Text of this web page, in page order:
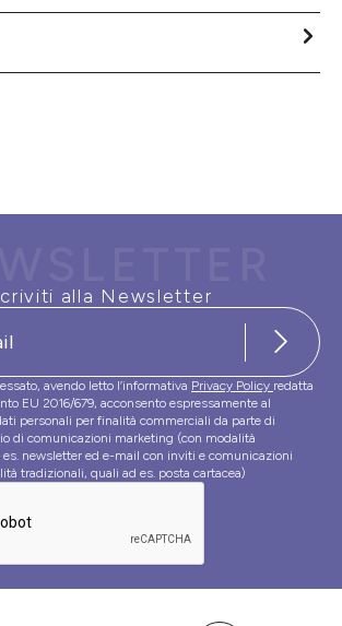
alla Newsletter
avendo letto l’informativa Privacy Policy redatta
EU 2016/679, acconsento espressamente al
personali per finalità commerciali da parte di
di comunicazioni marketing (con modalità
newsletter ed e-mail con inviti e comunicazioni
tradizionali, quali ad es. posta cartacea)